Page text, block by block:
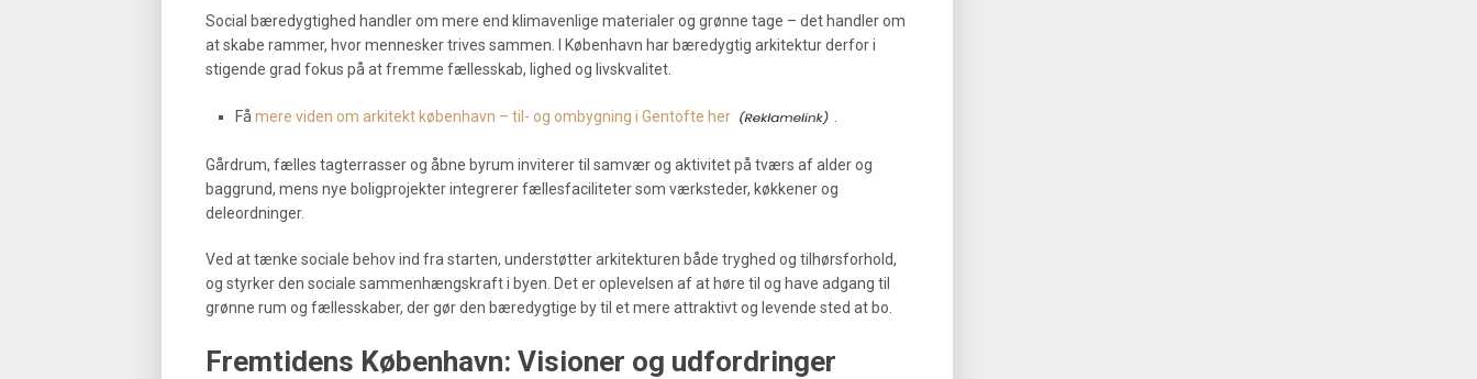
Social bæredygtighed handler om mere end klimavenlige materialer og grønne tage – det handler om
at skabe rammer, hvor mennesker trives sammen. I København har bæredygtig arkitektur derfor i
stigende grad fokus på at fremme fællesskab, lighed og livskvalitet.
Få mere viden om arkitekt københavn – til- og ombygning i Gentofte her
Gårdrum, fælles tagterrasser og åbne byrum inviterer til samvær og aktivitet på tværs af alder og
baggrund, mens nye boligprojekter integrerer fællesfaciliteter som værksteder, køkkener og
deleordninger.
Ved at tænke sociale behov ind fra starten, understøtter arkitekturen både tryghed og tilhørsforhold,
og styrker den sociale sammenhængskraft i byen. Det er oplevelsen af at høre til og have adgang til
grønne rum og fællesskaber, der gør den bæredygtige by til et mere attraktivt og levende sted at bo.
Fremtidens København: Visioner og udfordringer